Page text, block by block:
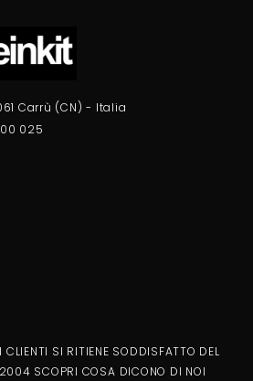
Carrù (CN) - Italia
025
SI RITIENE SODDISFATTO DEL
SCOPRI COSA DICONO DI NOI